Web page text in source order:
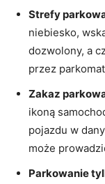
Strefy
niebiesko,
dozwolony, a
przez
Zakaz
ikoną
pojazdu w
może
Parkowanie